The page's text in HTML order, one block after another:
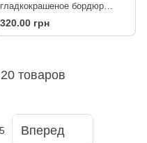
гладкокрашеное бордюр
Лебеди бежевое
320.00 грн
товаров
Вперед